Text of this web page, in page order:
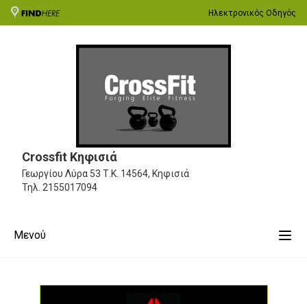
Ηλεκτρονικός Οδηγός
Crossfit Κηφισιά
Γεωργίου Λύρα 53 Τ.Κ. 14564, Κηφισιά
Τηλ. 2155017094
Μενού